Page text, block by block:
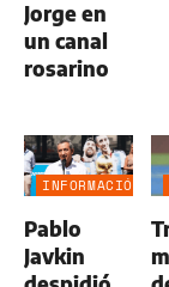
Jorge en
un canal
rosarino
INFORMACIÓN
Pablo
Javkin